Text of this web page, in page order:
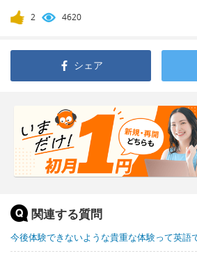
2 4620
シェア
関連する質問
今後体験できないような貴重な体験って英語